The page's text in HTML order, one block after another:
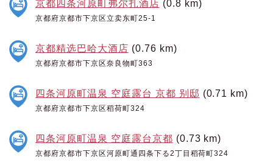
京都四条河原町弗尔扎酒店 (0.8 km)
京都府京都市下京区立卖东町25-1
京都精选巴哈大酒店 (0.76 km)
京都府京都市下京区奈良物町363
四条河原町温泉 空庭露台 京都 别邸 (0.71 km)
京都府京都市下京区稻荷町324
四条河原町温泉 空庭露台京都 (0.73 km)
京都府京都市下京区河原町通四条下る2丁目稻荷町324